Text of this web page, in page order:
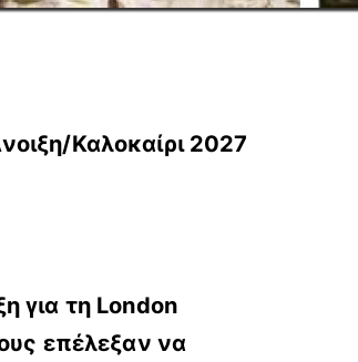
Καλοκαίρι 2027
για τη London
επέλεξαν να